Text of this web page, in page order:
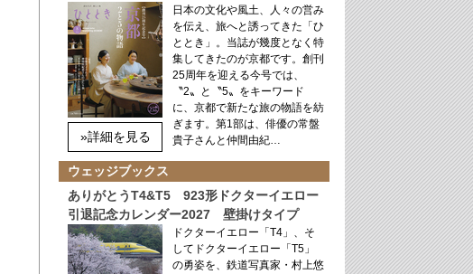
»詳細を見る
日本の文化や風土、人々の営み
を伝え、旅へと誘ってきた「ひ
ととき」。当誌が幾度となく特
集してきたのが京都です。創刊
25周年を迎える今号では、
〝2〟と〝5〟をキーワード
に、京都で新たな旅の物語を紡
ぎます。第1部は、俳優の常盤
貴子さんと仲間由紀…
ウェッジブックス
ありがとうT4&T5 923形ドクターイエロー
引退記念カレンダー2027 壁掛けタイプ
ドクターイエロー「T4」、そ
してドクターイエロー「T5」
の勇姿を、鉄道写真家・村上悠